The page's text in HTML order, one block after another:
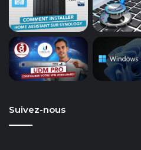
Suivez-nous